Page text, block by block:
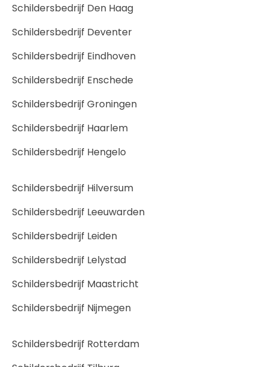
Schildersbedrijf Den Haag
Schildersbedrijf Deventer
Schildersbedrijf Eindhoven
Schildersbedrijf Enschede
Schildersbedrijf Groningen
Schildersbedrijf Haarlem
Schildersbedrijf Hengelo
Schildersbedrijf Hilversum
Schildersbedrijf Leeuwarden
Schildersbedrijf Leiden
Schildersbedrijf Lelystad
Schildersbedrijf Maastricht
Schildersbedrijf Nijmegen
Schildersbedrijf Rotterdam